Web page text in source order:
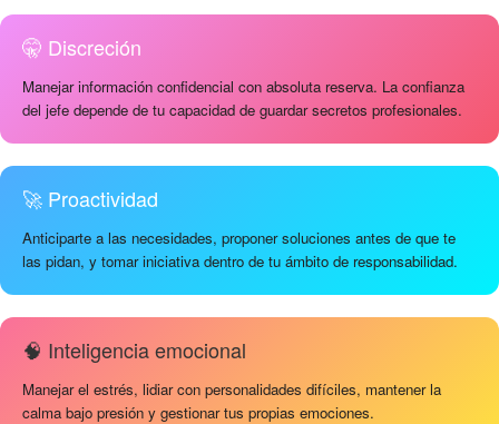
🤫 Discreción
Manejar información confidencial con absoluta reserva. La confianza
del jefe depende de tu capacidad de guardar secretos profesionales.
🚀 Proactividad
Anticiparte a las necesidades, proponer soluciones antes de que te
las pidan, y tomar iniciativa dentro de tu ámbito de responsabilidad.
🧠 Inteligencia emocional
Manejar el estrés, lidiar con personalidades difíciles, mantener la
calma bajo presión y gestionar tus propias emociones.